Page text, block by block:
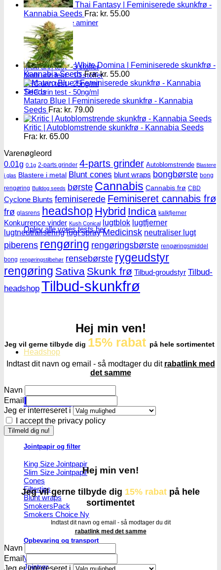
Simons tests
Test af primære aminer
URIN TESTS
Multi urin test - 3 stoffer
Multi urin test - 10 stoffer
THC urin test - 25ng/ml
THC urin test - 50ng/ml
Oplev alle vores tests her
Headshop
Headshop
Jointpapir og filter
King Size Jointpapir
Slim Size Jointpapir
Cones
Filtertips
Blunt wraps
SmokersPack
Smokers Choice
Opbevaring og transport
Vacuum beholdere
Jointrør
Thai Fantasy | Feminiserede skunkfrø -
Kannabia Seeds Fra: kr. 55.00
White Domina | Feminiserede skunkfrø -
Kannabia Seeds Fra:kr. 55.00
Mataro Blue | Feminiserede skunkfrø - Kannabia
Seeds Fra: kr. 79.00
Kritic | Autoblomstrende skunkfrø - Kannabia Seeds
Fra: kr. 65.00
Varenøgleord
0.01g 0.1g 2-parts grinder 4-parts grinder Autoblomstrende Blastere
i glas Blastere i metal Blunt cones blunt wraps bongbørste bong
rengøring Bulldog seeds børste Cannabis Cannabis frø CBD
Cyclone Blunts feminiserede Feminiseret cannabis frø
frø glasrens headshop Hybrid Indica kalkfjerner
Konkurrence vinder Kush Conical lugtblok lugtfjerner
lugtneutralisering lugt spray Medicinsk neutraliser lugt
piberens rengøring rengøringsbørste rengøringsmiddel
bong rengøringstilbehør rensebørste rygeudstyr
rengøring Sativa Skunk frø Tilbud-groudstyr Tilbud-
headshop Tilbud-skunkfrø
Hej min ven!
Jeg vil gerne tilbyde dig 15% rabat på hele sortimentet
Indtast dit navn og email - så modtager du dit rabatlink med
det samme
Navn
Email
Jeg er interreseret i
I accept the privacy policy
Hej min ven!
Jeg vil gerne tilbyde dig 15% rabat på hele
sortimentet
Indtast dit navn og email - så modtager du dit
rabatlink med det samme
Navn
Email
Jeg er interreseret i